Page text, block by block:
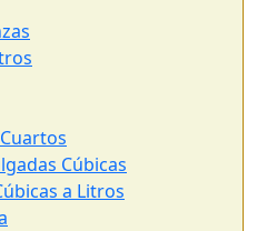
Cúbicas
a Litros